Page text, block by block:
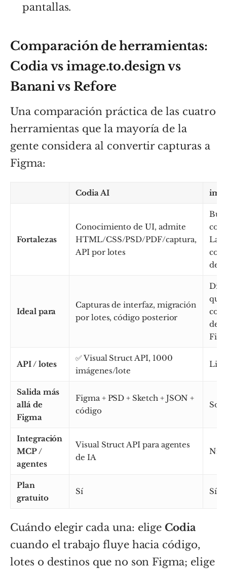
pantallas.
Comparación de herramientas:
Codia vs image.to.design vs
Banani vs Refore
Una comparación práctica de las cuatro
herramientas que la mayoría de la
gente considera al convertir capturas a
Figma:
Codia AI
Fortalezas
Conocimiento de UI, admite
HTML/CSS/PSD/PDF/captura,
API por lotes
con
de
Ideal para
Capturas de interfaz, migración
por lotes, código posterior
que
API / lotes
✅ Visual Struct API, 1000
imágenes/lote
Salida más
allá de
Figma
Figma + PSD + Sketch + JSON +
código
Integración
MCP /
agentes
Visual Struct API para agentes
de IA
Plan
gratuito
Sí Sí
Cuándo elegir cada una: elige Codia
cuando el trabajo fluye hacia código,
lotes o destinos que no son Figma; elige